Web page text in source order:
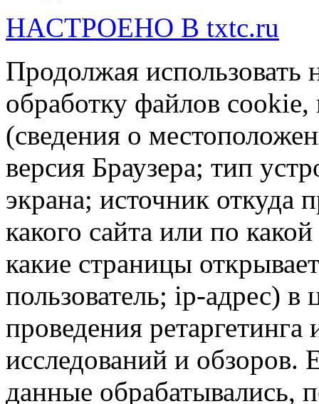
HACTPOEHO B txtc.ru
Продолжая использовать
обработку файлов cookie,
(сведения о
версия Браузера; тип
экрана; источник откуда
какого сайта или по
какие страницы
пользователь; ip-адрес)
проведения ретаргетинга
исследований и обзоров.
данные обрабатывались,